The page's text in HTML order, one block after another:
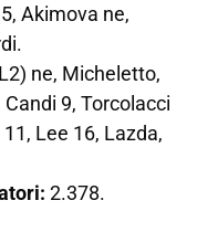
Akimova ne,
ne, Micheletto,
9, Torcolacci
Lee 16, Lazda,
2.378.